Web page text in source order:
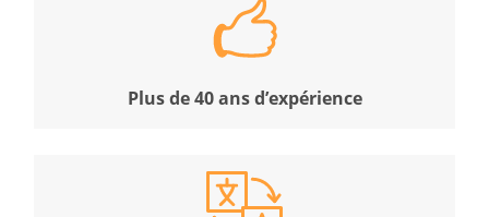
Plus de 40 ans d’expérience